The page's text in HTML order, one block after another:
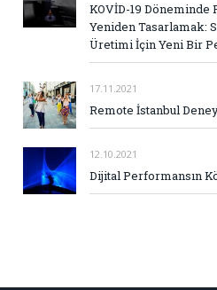
KOVİD-19
Yeniden Tasarlamak:
Üretimi İçin Yeni Bir
17.11.2021
Remote İstanbul
12.10.2021
Dijital Performansın